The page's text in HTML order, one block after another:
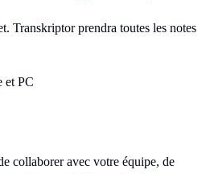
Transkriptor prendra toutes les notes
et PC
collaborer avec votre équipe, de